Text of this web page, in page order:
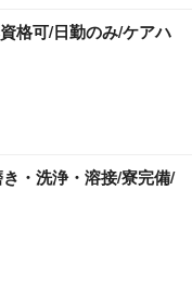
格可/日勤のみ/ケアハ
・洗浄・溶接/寮完備/